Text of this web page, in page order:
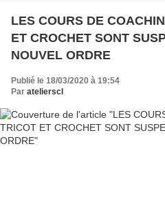
LES COURS DE
ET CROCHET SONT
NOUVEL ORDRE
Publié le 18/03/2020 à 19:54
Par atelierscl